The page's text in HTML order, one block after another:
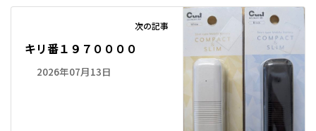
次の記事
キリ番１９７００００
2026年07月13日